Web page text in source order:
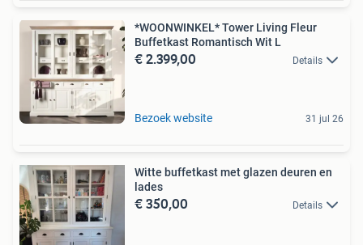
*WOONWINKEL* Tower Living Fleur
Buffetkast Romantisch Wit L
€ 2.399,00 Details
Bezoek website 31 jul 26
Witte buffetkast met glazen deuren en
lades
€ 350,00 Details